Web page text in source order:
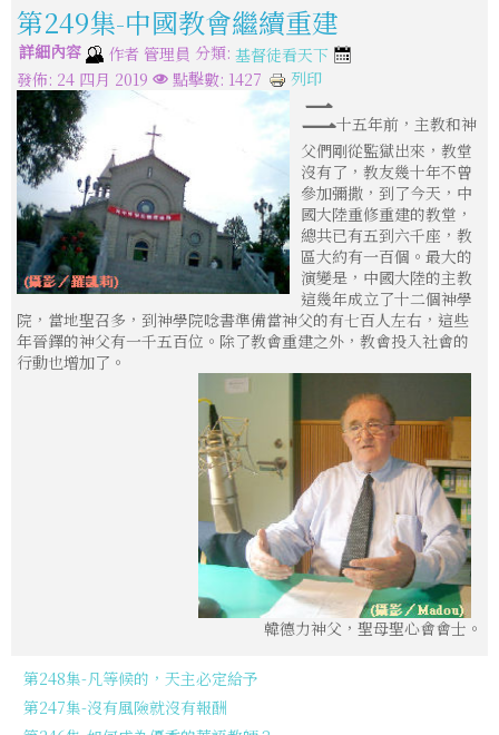
第249集-中國教會繼續重建
詳細內容 作者 管理員 分類: 基督徒看天下
發佈: 24 四月 2019
點擊數: 1427 列印
二十五年前，主教和神
父們剛從監獄出來，教堂
沒有了，教友幾十年不曾
參加彌撒，到了今天，中
國大陸重修重建的教堂，
總共已有五到六千座，教
區大約有一百個。最大的
演變是，中國大陸的主教
這幾年成立了十二個神學
院，當地聖召多，到神學院唸書準備當神父的有七百人左右，這些
年晉鐸的神父有一千五百位。除了教會重建之外，教會投入社會的
行動也增加了。
韓德力神父，聖母聖心會會士。
第248集-凡等候的，天主必定給予
第247集-沒有風險就沒有報酬